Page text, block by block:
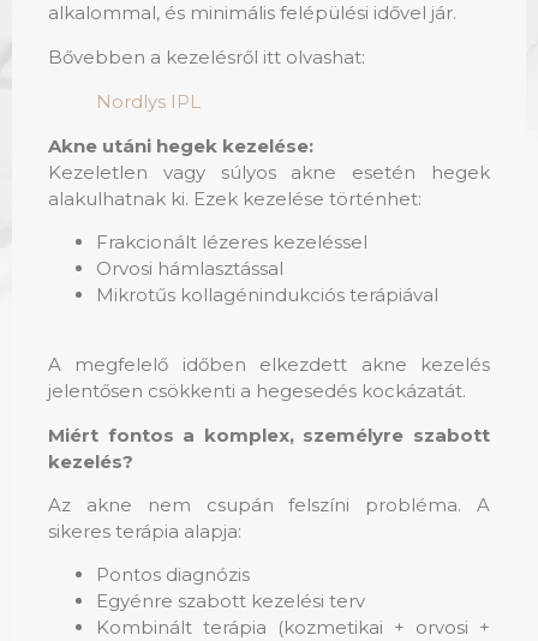
alkalommal, és minimális felépülési idővel jár.
Bővebben a kezelésről itt olvashat:
Nordlys IPL
Akne utáni hegek kezelése:
Kezeletlen vagy súlyos akne esetén hegek
alakulhatnak ki. Ezek kezelése történhet:
Frakcionált lézeres kezeléssel
Orvosi hámlasztással
Mikrotűs kollagénindukciós terápiával
A megfelelő időben elkezdett akne kezelés
jelentősen csökkenti a hegesedés kockázatát.
Miért fontos a komplex, személyre szabott
kezelés?
Az akne nem csupán felszíni probléma. A
sikeres terápia alapja:
Pontos diagnózis
Egyénre szabott kezelési terv
Kombinált terápia (kozmetikai + orvosi +